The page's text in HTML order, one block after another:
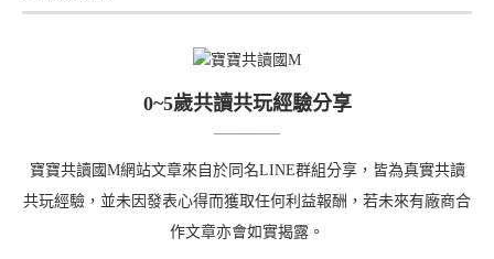
0~5歲共讀共玩經驗分享
寶寶共讀國M網站文章來自於同名LINE群組分享，皆為真實共讀
共玩經驗，並未因發表心得而獲取任何利益報酬，若未來有廠商合
作文章亦會如實揭露。